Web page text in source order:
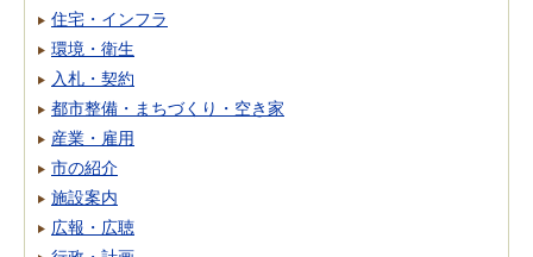
住宅・インフラ
環境・衛生
入札・契約
都市整備・まちづくり・空き家
産業・雇用
市の紹介
施設案内
広報・広聴